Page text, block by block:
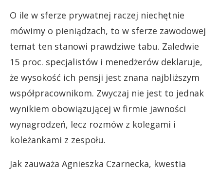
O ile w sferze prywatnej raczej niechętnie
mówimy o pieniądzach, to w sferze zawodowej
temat ten stanowi prawdziwe tabu. Zaledwie
15 proc. specjalistów i menedżerów deklaruje,
że wysokość ich pensji jest znana najbliższym
współpracownikom. Zwyczaj nie jest to jednak
wynikiem obowiązującej w firmie jawności
wynagrodzeń, lecz rozmów z kolegami i
koleżankami z zespołu.
Jak zauważa Agnieszka Czarnecka, kwestia